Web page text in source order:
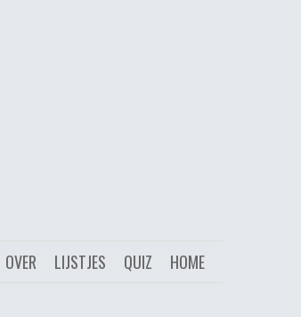
HOME
QUIZ
LIJSTJES
OVER